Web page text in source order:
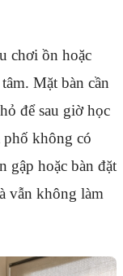
chơi ồn hoặc
Mặt bàn cần
để sau giờ học
phố không có
gập hoặc bàn đặt
vẫn không làm